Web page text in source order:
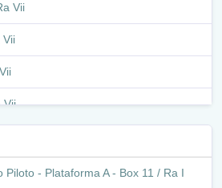
Vii
Vii
Vii
Piloto - Plataforma A - Box 11 / Ra I